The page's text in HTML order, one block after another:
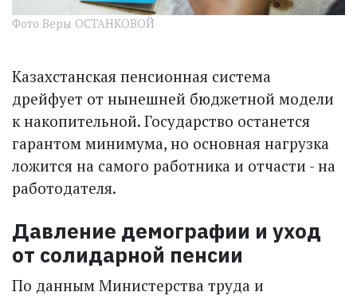
Фото Веры ОСТАНКОВОЙ
Казахстанская пенсионная система
дрейфует от нынешней бюджетной модели
к накопительной. Государство останется
гарантом минимума, но основная нагрузка
ложится на самого работника и отчасти - на
работодателя.
Давление демографии и уход
от солидарной пенсии
По данным Министерства труда и